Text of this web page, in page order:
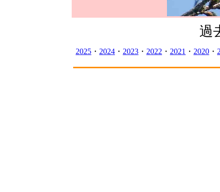
過
2025 ・ 2024 ・ 2023 ・ 2022 ・ 2021 ・ 2020 ・